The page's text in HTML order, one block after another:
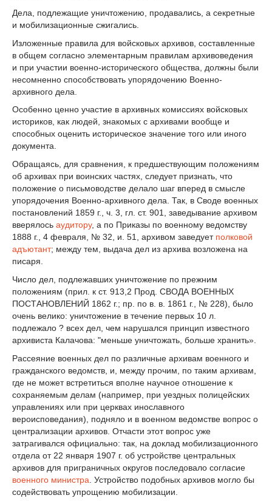
Дела, подлежащие уничтожению, продавались, а секретные
и мобилизационные сжигались.
Изложенные правила для войсковых архивов, составленные
в общем согласно элементарным правилам архивоведения
и при участии военно-исторического общества, должны были
несомненно способствовать упорядочению Военно-
архивного дела.
Особенно ценно участие в архивных комиссиях войсковых
историков, как людей, знакомых с архивами вообще и
способных оценить историческое значение того или иного
документа.
Обращаясь, для сравнения, к предшествующим положениям
об архивах при воинских частях, следует признать, что
положение о письмоводстве делало шаг вперед в смысле
упорядочения Военно-архивного дела. Так, в Своде военных
постановлений 1859 г., ч. 3, гл. ст. 901, заведывание архивом
вверялось аудитору, а по Приказы по военному ведомству
1888 г., 4 февраля, № 32, и. 51, архивом заведует полковой
адъютант; между тем, выдача дел из архива возложена на
писаря.
Число дел, подлежавших уничтожение по прежним
положениям (прил. к ст. 913,2 Прод. СВОДА ВОЕННЫХ
ПОСТАНОВЛЕНИЙ 1862 г.; пр. по в. в. 1861 г., № 228), было
очень велико: уничтожение в течение первых 10 л.
подлежало ? всех дел, чем нарушался принцип известного
архивиста Калачова: "меньше уничтожать, больше хранить».
Рассеяние военных дел по различные архивам военного и
гражданского ведомств, и, между прочим, по таким архивам,
где не может встретиться вполне научное отношение к
сохраняемым делам (например, при уездных полицейских
управлениях или при церквах инославного
вероисповедания), подняло и в военном ведомстве вопрос о
централизации архивов. Отчасти этот вопрос уже
затрагивался официально: так, на доклад мобилизационного
отдела от 22 января 1907 г. об устройстве центральных
архивов для приграничных округов последовало согласие
военного министра . Устройство подобных архивов могло бы
содействовать упрощению мобилизации.